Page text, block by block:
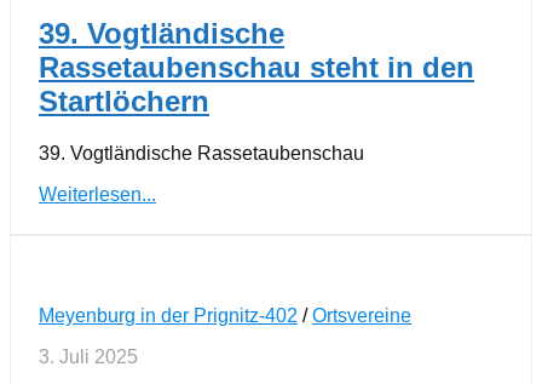
39. Vogtländische
Rassetaubenschau steht in den
Startlöchern
39. Vogtländische Rassetaubenschau
Weiterlesen...
Meyenburg in der Prignitz-402 /Ortsvereine
3. Juli 2025